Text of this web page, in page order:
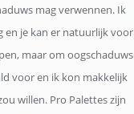
mag verwennen. Ik
en je kan er natuurlijk voor
maar om oogschaduws
voor en ik kon makkelijk
willen. Pro Palettes zijn